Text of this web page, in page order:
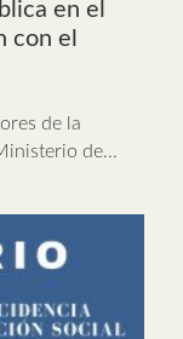
en el
con el
de la
de...